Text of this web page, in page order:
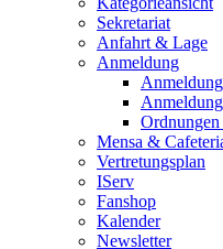
Sekretariat
Anfahrt & Lage
Anmeldung
Mensa &
Vertretungsplan
IServ
Fanshop
Kalender
Newsletter